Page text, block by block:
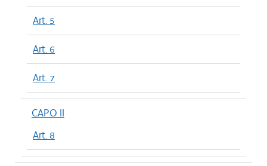
Art. 5
Art. 6
Art. 7
CAPO II
Art. 8